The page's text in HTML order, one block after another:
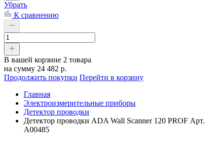
Убрать
К сравнению
В вашей корзине 2 товара
на сумму 24 482 р.
Продолжить покупки Перейти в корзину
Главная
Электроизмерительные приборы
Детектор проводки
Детектор проводки ADA Wall Scanner 120 PROF Арт.
А00485